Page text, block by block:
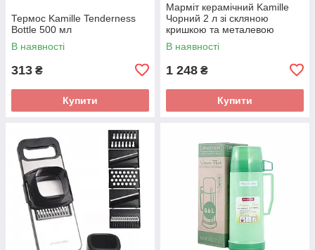
Термос Kamille Tenderness
Bottle 500 мл
В наявності
313 ₴
Купити
Марміт керамічний Kamille
Чорний 2 л зі скляною
кришкою та металевою
підставкою KM-6421
В наявності
1 248 ₴
Купити